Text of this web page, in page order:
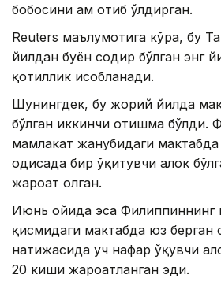
бобосини ҳам отиб ўлдирган.
Reuters маълумотига кўра, бу
йилдан буён содир бўлган энг
қотиллик ҳисобланади.
Шунингдек, бу жорий йилда
бўлган иккинчи отишма бўлди.
мамлакат жанубидаги
ҳодисада бир ўқитувчи ҳалок
жароҳат олган.
Июнь ойида эса Филиппиннинг
қисмидаги мактабда юз берган
натижасида уч нафар ўқувчи
20 киши жароҳатланган эди.